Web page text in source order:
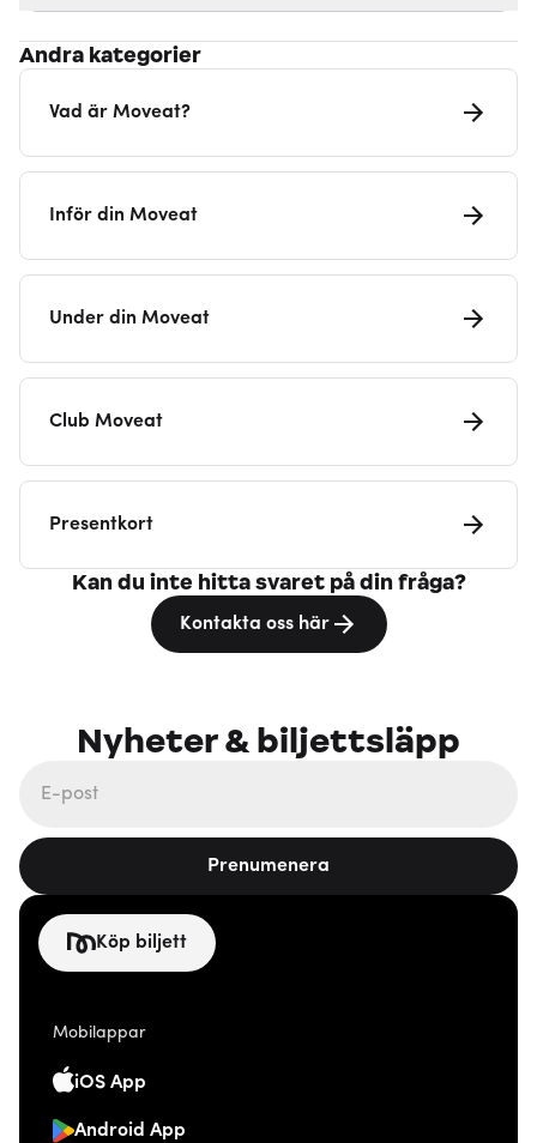
Andra kategorier
Vad är Moveat?
Inför din Moveat
Under din Moveat
Club Moveat
Presentkort
Kan du inte hitta svaret på din fråga?
Kontakta oss här
Nyheter & biljettsläpp
Prenumenera
Köp biljett
Mobilappar
iOS App
Android App